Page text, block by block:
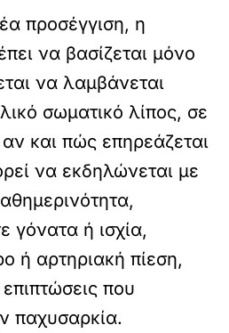
προσέγγιση, η
να βασίζεται μόνο
να λαμβάνεται
σωματικό λίπος, σε
και πώς επηρεάζεται
να εκδηλώνεται με
γόνατα ή ισχία,
ή αρτηριακή πίεση,
που
παχυσαρκία.